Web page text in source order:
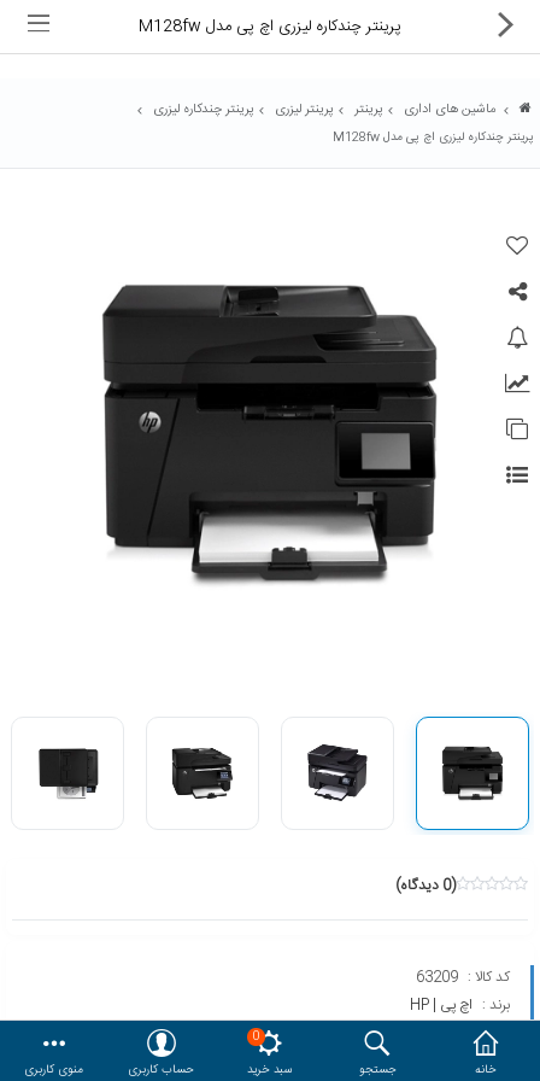
کارتریج و تونر
تجهیزات فروشگاهی و بانکی
دستگاه صحافی و پرس
ماشین حساب
هدایا و ست مدیریتی
مقایسه محصولات مورد علاقه
دسترسی کاربری حساب کاربری
خانه جستجو
0
سبد خرید
حساب کاربری منوی کاربری
پرینتر چندکاره لیزری اچ پی مدل M128fw
ماشین های اداری پرینتر پرینتر لیزری پرینتر چندکاره لیزری
پرینتر چندکاره لیزری اچ پی مدل M128fw
(0 دیدگاه)
کد کالا :
برند : اچ پی | HP
مدل :